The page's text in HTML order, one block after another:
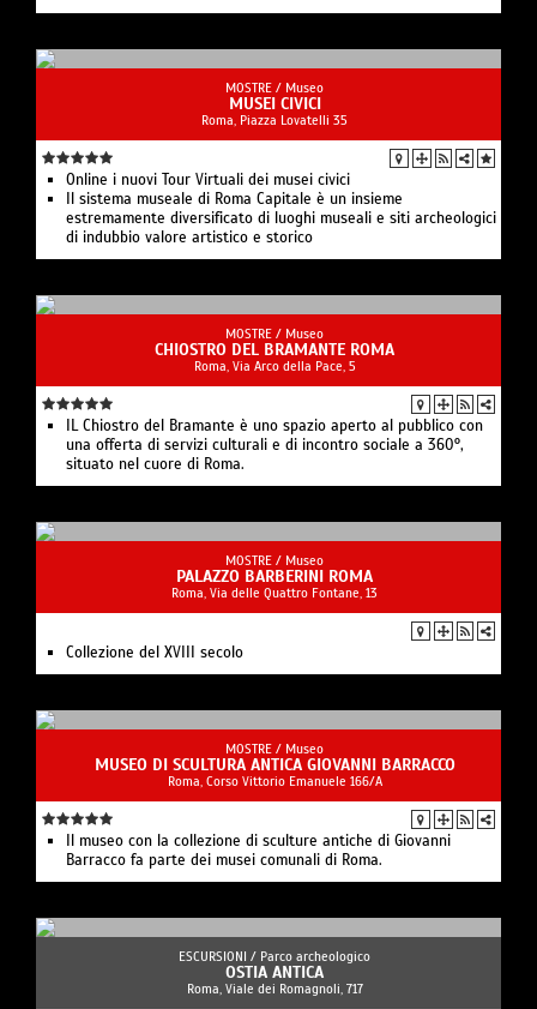
MOSTRE / Museo
MUSEI CIVICI
Roma, Piazza Lovatelli 35
Online i nuovi Tour Virtuali dei musei civici
Il sistema museale di Roma Capitale è un insieme
estremamente diversificato di luoghi museali e siti archeologici
di indubbio valore artistico e storico
MOSTRE / Museo
CHIOSTRO DEL BRAMANTE ROMA
Roma, Via Arco della Pace, 5
IL Chiostro del Bramante è uno spazio aperto al pubblico con
una offerta di servizi culturali e di incontro sociale a 360°,
situato nel cuore di Roma.
MOSTRE / Museo
PALAZZO BARBERINI ROMA
Roma, Via delle Quattro Fontane, 13
Collezione del XVIII secolo
MOSTRE / Museo
MUSEO DI SCULTURA ANTICA GIOVANNI BARRACCO
Roma, Corso Vittorio Emanuele 166/A
Il museo con la collezione di sculture antiche di Giovanni
Barracco fa parte dei musei comunali di Roma.
ESCURSIONI / Parco archeologico
OSTIA ANTICA
Roma, Viale dei Romagnoli, 717